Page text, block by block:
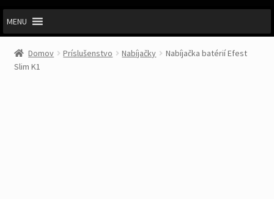
MENU
Domov Príslušenstvo Nabíjačky
Nabíjačka batérií Efest
Slim K1